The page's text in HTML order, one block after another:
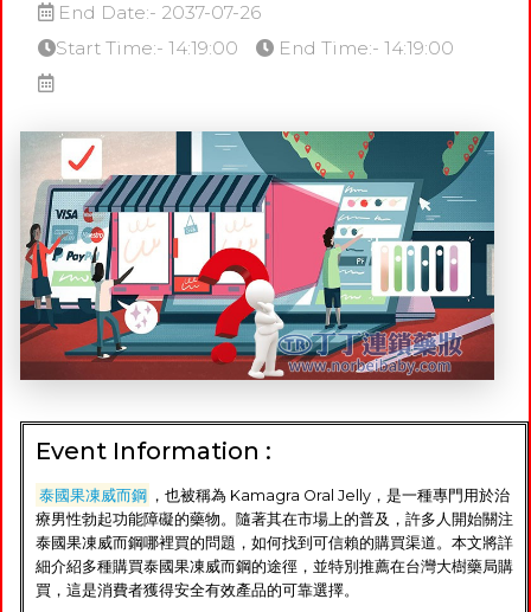
End Date:- 2037-07-26
Start Time:- 14:19:00
End Time:- 14:19:00
Event Information :
泰國果凍威而鋼 ，也被稱為 Kamagra Oral Jelly，是一種專門用於治
療男性勃起功能障礙的藥物。隨著其在市場上的普及，許多人開始關注
泰國果凍威而鋼哪裡買的問題，如何找到可信賴的購買渠道。本文將詳
細介紹多種購買泰國果凍威而鋼的途徑，並特別推薦在台灣大樹藥局購
買，這是消費者獲得安全有效產品的可靠選擇。